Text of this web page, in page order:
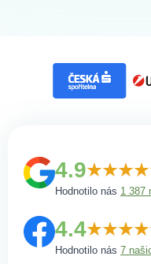
4.9
Hodnotilo nás 1 387
4.4
Hodnotilo nás 7